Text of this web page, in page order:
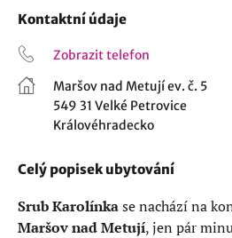
Celý popisek ubytování
Srub Karolínkase nachází na
Maršov nad Metují, jen pár
Kontaktní údaje
Zobrazit telefon
Maršov nad Metují ev. č. 5
549 31 Velké Petrovice
Královéhradecko